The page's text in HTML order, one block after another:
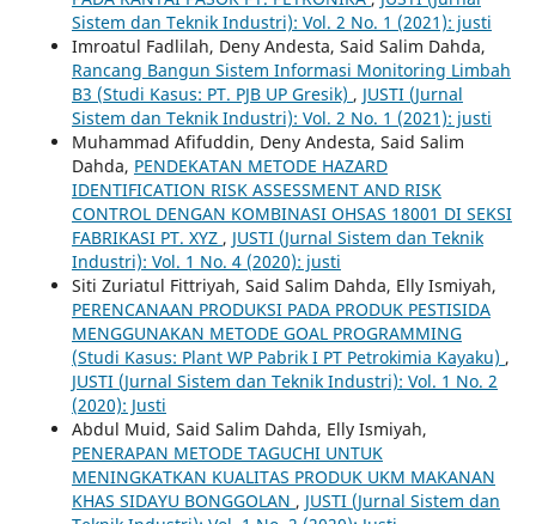
Sistem dan Teknik Industri): Vol. 2 No. 1 (2021): justi
Imroatul Fadlilah, Deny Andesta, Said Salim Dahda,
Rancang Bangun Sistem Informasi Monitoring Limbah
B3 (Studi Kasus: PT. PJB UP Gresik) , JUSTI (Jurnal
Sistem dan Teknik Industri): Vol. 2 No. 1 (2021): justi
Muhammad Afifuddin, Deny Andesta, Said Salim
Dahda, PENDEKATAN METODE HAZARD
IDENTIFICATION RISK ASSESSMENT AND RISK
CONTROL DENGAN KOMBINASI OHSAS 18001 DI SEKSI
FABRIKASI PT. XYZ , JUSTI (Jurnal Sistem dan Teknik
Industri): Vol. 1 No. 4 (2020): justi
Siti Zuriatul Fittriyah, Said Salim Dahda, Elly Ismiyah,
PERENCANAAN PRODUKSI PADA PRODUK PESTISIDA
MENGGUNAKAN METODE GOAL PROGRAMMING
(Studi Kasus: Plant WP Pabrik I PT Petrokimia Kayaku) ,
JUSTI (Jurnal Sistem dan Teknik Industri): Vol. 1 No. 2
(2020): Justi
Abdul Muid, Said Salim Dahda, Elly Ismiyah,
PENERAPAN METODE TAGUCHI UNTUK
MENINGKATKAN KUALITAS PRODUK UKM MAKANAN
KHAS SIDAYU BONGGOLAN , JUSTI (Jurnal Sistem dan